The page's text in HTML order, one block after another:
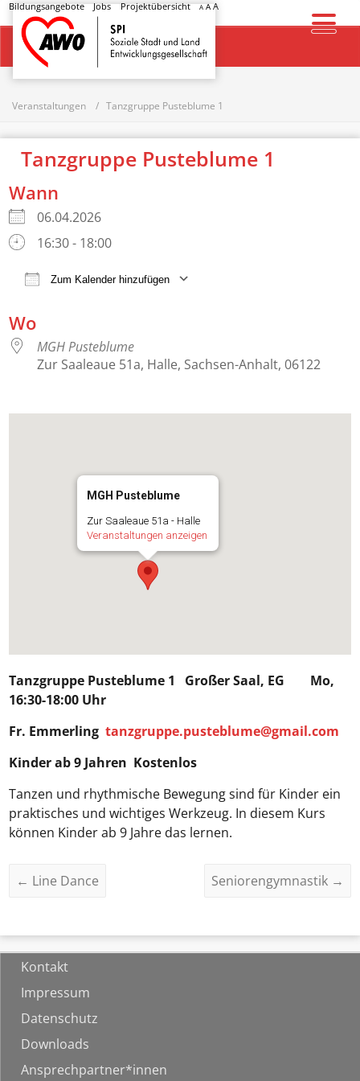
Bildungsangebote Jobs Projektübersicht A AA
Startseite
Veranstaltungen Tanzgruppe Pusteblume 1
Tanzgruppe Pusteblume 1
Wann
06.04.2026
16:30 - 18:00
Zum Kalender hinzufügen
Wo
MGH Pusteblume
Zur Saaleaue 51a, Halle, Sachsen-Anhalt, 06122
MGH Pusteblume
Zur Saaleaue 51a - Halle
Veranstaltungen anzeigen
Tanzgruppe Pusteblume 1 Großer Saal, EG Mo,
16:30-18:00 Uhr
Fr. Emmerlingtanzgruppe.pusteblume@gmail.com
Kinder ab 9 Jahren Kostenlos
Tanzen und rhythmische Bewegung sind für Kinder ein
praktisches und wichtiges Werkzeug. In diesem Kurs
können Kinder ab 9 Jahre das lernen.
← Line Dance Seniorengymnastik →
Kontakt
Impressum
Datenschutz
Downloads
Ansprechpartner*innen